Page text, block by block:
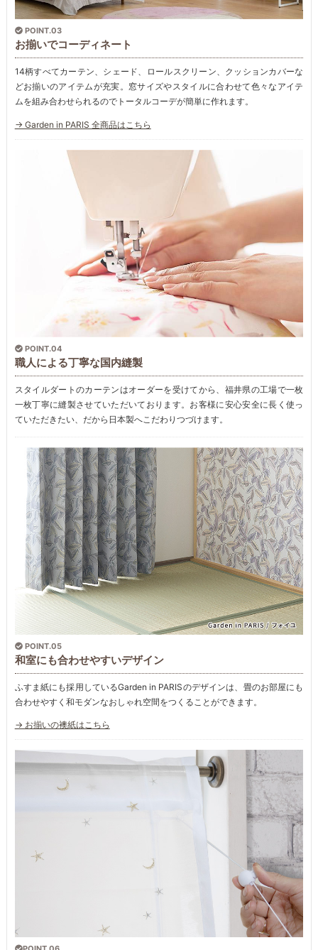
POINT.03
お揃いでコーディネート
14柄すべてカーテン、シェード、ロールスクリーン、クッションカバーな
どお揃いのアイテムが充実。窓サイズやスタイルに合わせて色々なアイテ
ムを組み合わせられるのでトータルコーデが簡単に作れます。
→ Garden in PARIS 全商品はこちら
POINT.04
職人による丁寧な国内縫製
スタイルダートのカーテンはオーダーを受けてから、福井県の工場で一枚
一枚丁寧に縫製させていただいております。お客様に安心安全に長く使っ
ていただきたい、だから日本製へこだわりつづけます。
POINT.05
和室にも合わせやすいデザイン
ふすま紙にも採用しているGarden in PARISのデザインは、畳のお部屋にも
合わせやすく和モダンなおしゃれ空間をつくることができます。
→ お揃いの襖紙はこちら